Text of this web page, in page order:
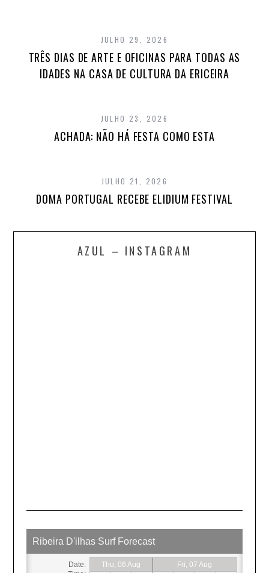
JULHO 29, 2026
TRÊS DIAS DE ARTE E OFICINAS PARA TODAS AS
IDADES NA CASA DE CULTURA DA ERICEIRA
JULHO 23, 2026
ACHADA: NÃO HÁ FESTA COMO ESTA
JULHO 21, 2026
DOMA PORTUGAL RECEBE ELIDIUM FESTIVAL
AZUL – INSTAGRAM